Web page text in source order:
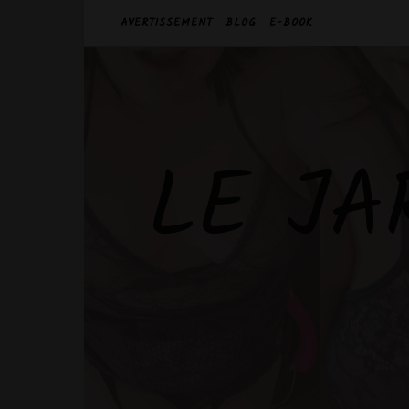
AVERTISSEMENT BLOG E-BOOK